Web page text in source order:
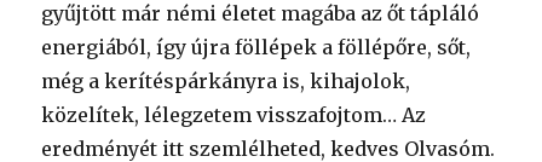
gyűjtött már némi életet magába az őt tápláló
energiából, így újra föllépek a föllépőre, sőt,
még a kerítéspárkányra is, kihajolok,
közelítek, lélegzetem visszafojtom… Az
eredményét itt szemlélheted, kedves Olvasóm.